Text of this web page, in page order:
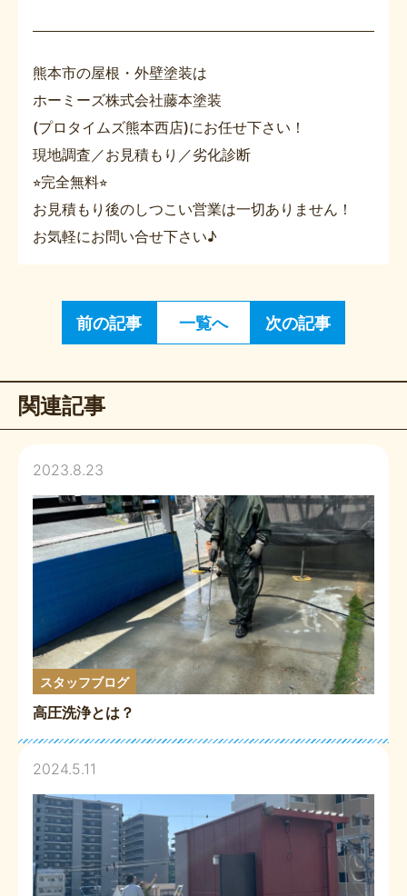
熊本市の屋根・外壁塗装は
ホーミーズ株式会社藤本塗装
(プロタイムズ熊本西店)にお任せ下さい！
現地調査／お見積もり／劣化診断
⭐︎完全無料⭐︎
お見積もり後のしつこい営業は一切ありません！
お気軽にお問い合せ下さい♪
前の記事 一覧へ 次の記事
関連記事
2023.8.23
スタッフブログ
高圧洗浄とは？
2024.5.11